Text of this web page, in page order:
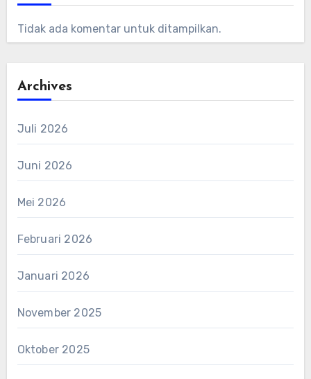
Tidak ada komentar untuk ditampilkan.
Archives
Juli 2026
Juni 2026
Mei 2026
Februari 2026
Januari 2026
November 2025
Oktober 2025